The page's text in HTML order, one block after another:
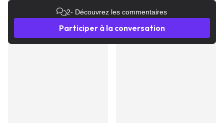
2- Découvrez les commentaires
Participer à la conversation